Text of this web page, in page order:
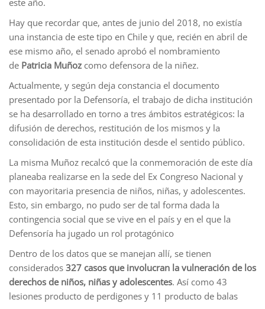
Hay que recordar que, antes de junio del 2018, no existía
una instancia de este tipo en Chile y que, recién en abril de
ese mismo año, el senado aprobó el nombramiento
de Patricia Muñoz como defensora de la niñez.
Actualmente, y según deja constancia el documento
presentado por la Defensoría, el trabajo de dicha institución
se ha desarrollado en torno a tres ámbitos estratégicos: la
difusión de derechos, restitución de los mismos y la
consolidación de esta institución desde el sentido público.
La misma Muñoz recalcó que la conmemoración de este día
planeaba realizarse en la sede del Ex Congreso Nacional y
con mayoritaria presencia de niños, niñas, y adolescentes.
Esto, sin embargo, no pudo ser de tal forma dada la
contingencia social que se vive en el país y en el que la
Defensoría ha jugado un rol protagónico
Dentro de los datos que se manejan allí, se tienen
considerados 327 casos que involucran la vulneración de los
derechos de niños, niñas y adolescentes. Así como 43
lesiones producto de perdigones y 11 producto de balas